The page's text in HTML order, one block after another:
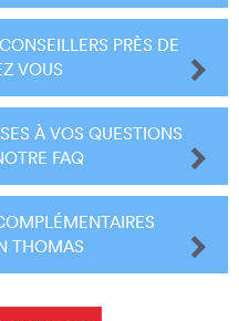
PRÈS DE
VOUS
À VOS QUESTIONS
FAQ
THOMAS